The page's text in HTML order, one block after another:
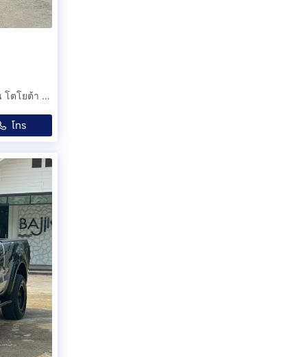
Toyota Camry 2.0G Extremo เกียร์ออโต้ ปี2008 สีบร์อนเงิน โตโยต้า คัมรี่ รถเก๋ง รถสวยสภาพนางฟ้า
โทร